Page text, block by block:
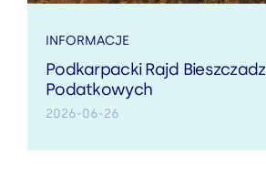
INFORMACJE
Podkarpacki Rajd
Podatkowych
2026-06-26